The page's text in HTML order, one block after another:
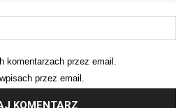
komentarzach przez email.
przez email.